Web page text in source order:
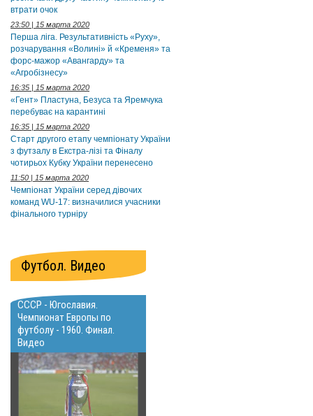
втрати очок
23:50 | 15 марта 2020
Перша ліга. Результативність «Руху»,
розчарування «Волині» й «Кременя» та
форс-мажор «Авангарду» та
«Агробізнесу»
16:35 | 15 марта 2020
«Гент» Пластуна, Безуса та Яремчука
перебуває на карантині
16:35 | 15 марта 2020
Старт другого етапу чемпіонату України
з футзалу в Екстра-лізі та Фіналу
чотирьох Кубку України перенесено
11:50 | 15 марта 2020
Чемпіонат України серед дівочих
команд WU-17: визначилися учасники
фінального турніру
Футбол. Видео
СССР - Югославия.
Чемпионат Европы по
футболу - 1960. Финал.
Видео